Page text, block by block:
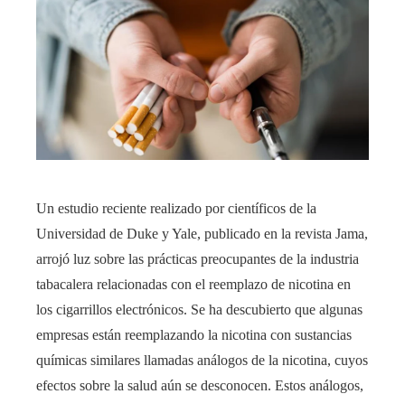
Un estudio reciente realizado por científicos de la
Universidad de Duke y Yale, publicado en la revista Jama,
arrojó luz sobre las prácticas preocupantes de la industria
tabacalera relacionadas con el reemplazo de nicotina en
los cigarrillos electrónicos. Se ha descubierto que algunas
empresas están reemplazando la nicotina con sustancias
químicas similares llamadas análogos de la nicotina, cuyos
efectos sobre la salud aún se desconocen. Estos análogos,